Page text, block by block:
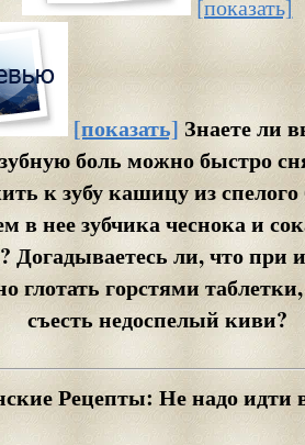
[показать]
[показать] Знаете ли
боль можно быстро
к зубу кашицу из спелого
в нее зубчика чеснока и
Догадываетесь ли, что при
глотать горстями
съесть недоспелый киви?
Рецепты: Не надо идти